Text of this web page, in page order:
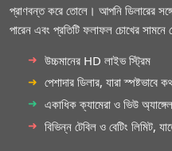
প্রাণবন্ত করে তোলে। আপনি ডিলারের
পারেন এবং প্রতিটি ফলাফল চোখের সামনে
উচ্চমানের HD লাইভ স্ট্রিম
পেশাদার ডিলার, যারা স্পষ্টভাবে
একাধিক ক্যামেরা ও ভিউ
বিভিন্ন টেবিল ও বেটিং লিমিট,